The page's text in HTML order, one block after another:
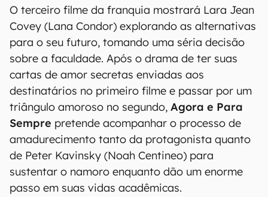
O terceiro filme da franquia mostrará Lara Jean
Covey (Lana Condor) explorando as alternativas
para o seu futuro, tomando uma séria decisão
sobre a faculdade. Após o drama de ter suas
cartas de amor secretas enviadas aos
destinatários no primeiro filme e passar por um
triângulo amoroso no segundo, Agora e Para
Sempre pretende acompanhar o processo de
amadurecimento tanto da protagonista quanto
de Peter Kavinsky (Noah Centineo) para
sustentar o namoro enquanto dão um enorme
passo em suas vidas acadêmicas.